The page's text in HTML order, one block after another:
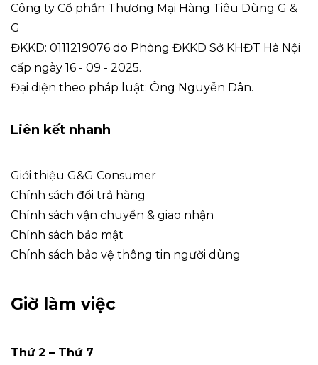
Công ty Cổ phần Thương Mại Hàng Tiêu Dùng G &
G
ĐKKD: 0111219076 do Phòng ĐKKD Sở KHĐT Hà Nội
cấp ngày 16 - 09 - 2025.
Đại diện theo pháp luật: Ông Nguyễn Dân.
Liên kết nhanh
Giới thiệu G&G Consumer
Chính sách đổi trả hàng
Chính sách vận chuyển & giao nhận
Chính sách bảo mật
Chính sách bảo vệ thông tin người dùng
Giờ làm việc
Thứ 2 – Thứ 7